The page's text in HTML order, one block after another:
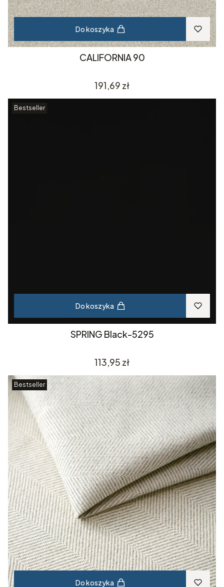
Do koszyka
CALIFORNIA 90
Cena
191,69 zł
Bestseller
Do koszyka
SPRING Black-5295
Cena
113,95 zł
Bestseller
Do koszyka